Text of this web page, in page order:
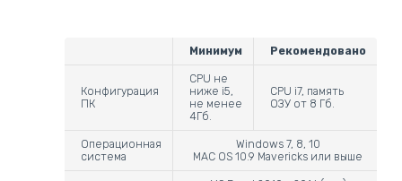
Минимум Рекомендовано
Конфигурация
ПК
CPU не
ниже i5,
не менее
4Гб.
CPU i7, память
ОЗУ от 8 Гб.
Операционная
система
Windows 7, 8, 10
MAC OS 10.9 Mavericks или выше